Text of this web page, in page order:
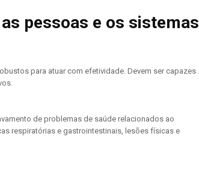
pessoas e os sistemas
para atuar com efetividade. Devem ser capazes
de problemas de saúde relacionados ao
respiratórias e gastrointestinais, lesões físicas e